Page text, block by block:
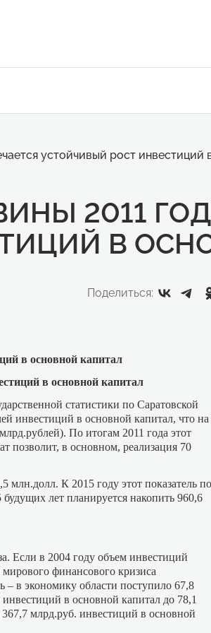
устойчивый рост инвестиций
2011
В
Поделиться:
в основной капитал
в основной капитал
статистики по Саратовской
инвестиций в основной капитал, что на
По итогам 2011 года этот
позволит, в основном, реализация 70
млн.долл. К 2015 году этот показатель по
лет планируется накопить 960,6
Если в 2004 году объем инвестиций
финансового кризиса
– в экономику области поступило 67,8
в основной капитал до 78,1
млрд.руб. инвестиций в основной